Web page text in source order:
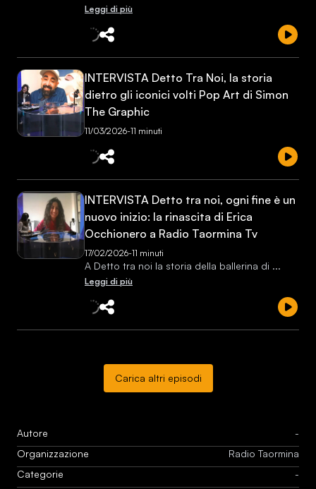
Leggi di più
INTERVISTA Detto Tra Noi, la storia
dietro gli iconici volti Pop Art di Simon
The Graphic
11/03/2026-11 minuti
INTERVISTA Detto tra noi, ogni fine è un
nuovo inizio: la rinascita di Erica
Occhionero a Radio Taormina Tv
17/02/2026-11 minuti
A Detto tra noi la storia della ballerina di ...
Leggi di più
Carica altri episodi
Autore
-
Organizzazione
Radio Taormina
Categorie
-